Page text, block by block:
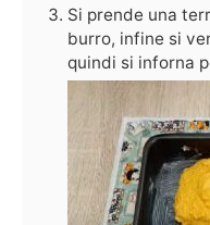
Si prende una
burro, infine si
quindi si inforna